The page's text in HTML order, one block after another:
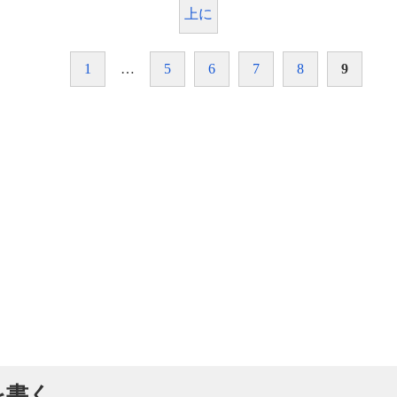
上に
1 … 5 6 7 8 9